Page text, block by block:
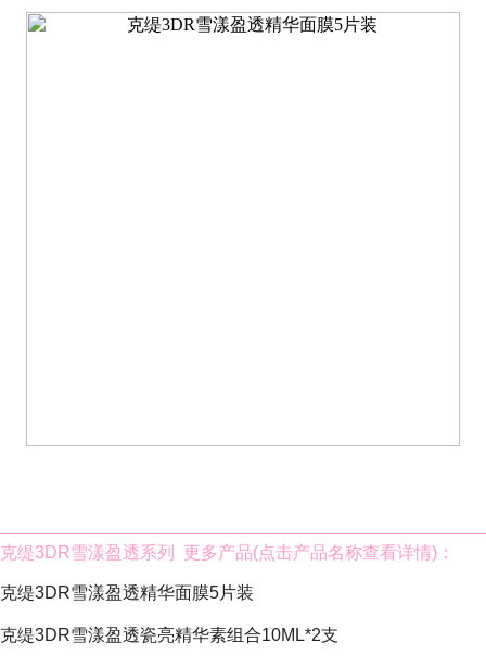
克缇3DR雪漾盈透系列 更多产品(点击产品名称查看详情)：
克缇3DR雪漾盈透精华面膜5片装
克缇3DR雪漾盈透瓷亮精华素组合10ML*2支